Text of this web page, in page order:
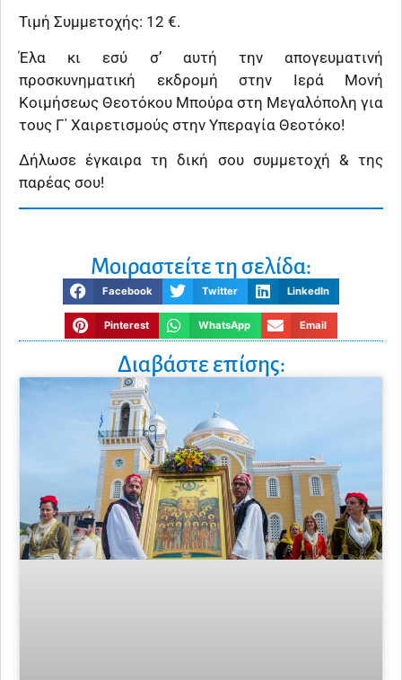
Τιμή Συμμετοχής: 12 €.
Έλα κι εσύ σ’ αυτή την απογευματινή
προσκυνηματική εκδρομή στην Ιερά Μονή
Κοιμήσεως Θεοτόκου Μπούρα στη Μεγαλόπολη για
τους Γ΄ Χαιρετισμούς στην Υπεραγία Θεοτόκο!
Δήλωσε έγκαιρα τη δική σου συμμετοχή & της
παρέας σου!
Μοιραστείτε τη σελίδα:
Facebook Twitter LinkedIn
Pinterest WhatsApp Email
Διαβάστε επίσης: